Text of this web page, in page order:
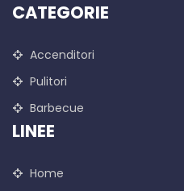
CATEGORIE
Accenditori
Pulitori
Barbecue
LINEE
Home